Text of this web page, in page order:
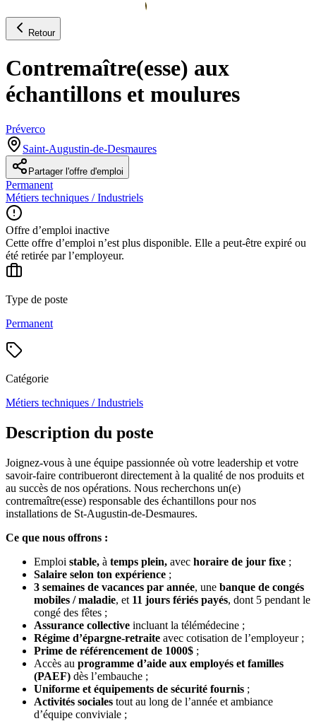
Retour
Contremaître(esse) aux
échantillons et moulures
Préverco
Saint-Augustin-de-Desmaures
Partager l'offre d'emploi
Permanent
Métiers techniques / Industriels
Offre d’emploi inactive
Cette offre d’emploi n’est plus disponible. Elle a peut-être expiré ou
été retirée par l’employeur.
Type de poste
Permanent
Catégorie
Métiers techniques / Industriels
Description du poste
Joignez-vous à une équipe passionnée où votre leadership et votre
savoir-faire contribueront directement à la qualité de nos produits et
au succès de nos opérations. Nous recherchons un(e)
contremaître(esse) responsable des échantillons pour nos
installations de St-Augustin-de-Desmaures.
Ce que nous offrons :
Emploi stable, à temps plein, avec horaire de jour fixe ;
Salaire selon ton expérience ;
3 semaines de vacances par année, une banque de congés
mobiles / maladie, et 11 jours fériés payés, dont 5 pendant le
congé des fêtes ;
Assurance collective incluant la télémédecine ;
Régime d’épargne-retraite avec cotisation de l’employeur ;
Prime de référencement de 1000$ ;
Accès au programme d’aide aux employés et familles
(PAEF) dès l’embauche ;
Uniforme et équipements de sécurité fournis ;
Activités sociales tout au long de l’année et ambiance
d’équipe conviviale ;